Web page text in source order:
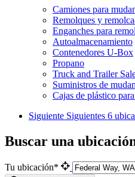
Camiones para
Remolques y
Enganches para
Autoalmacenamiento
Contenedores U-Box
Propano
Truck and Trailer
Suministros de
Cajas de plástico
Siguiente Siguientes 6
Buscar una
Tu ubicación*